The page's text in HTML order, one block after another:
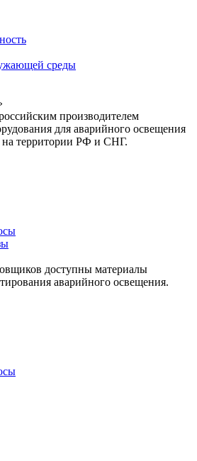
среды
производителем
для аварийного освещения
на территории РФ и СНГ.
доступны материалы
аварийного освещения.